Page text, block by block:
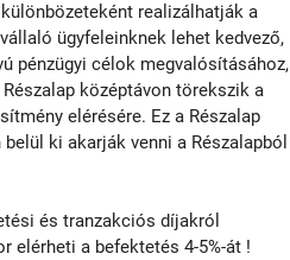
realizálhatják a
ügyfeleinknek lehet kedvező,
pénzügyi célok megvalósításához,
középtávon törekszik a
elérésére. Ez a Részalap
ki akarják venni a Részalapból
és tranzakciós díjakról
elérheti a befektetés 4-5%-át !